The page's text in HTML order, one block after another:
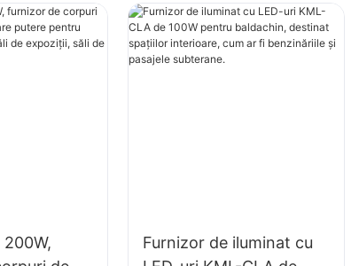
200W,
Furnizor de iluminat cu